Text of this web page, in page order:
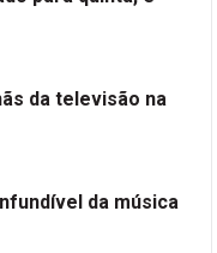
da televisão na
da música